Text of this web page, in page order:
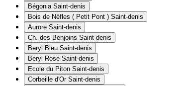
Bégonia Saint-denis
Bois de Nèfles ( Petit Pont ) Saint-denis
Aurore Saint-denis
Ch. des Benjoins Saint-denis
Beryl Bleu Saint-denis
Beryl Rose Saint-denis
Ecole du Piton Saint-denis
Corbeille d'Or Saint-denis